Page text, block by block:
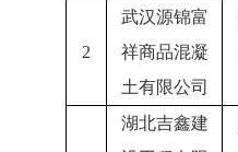
2
武汉源锦富
祥商品混凝
土有限公司
湖北吉鑫建